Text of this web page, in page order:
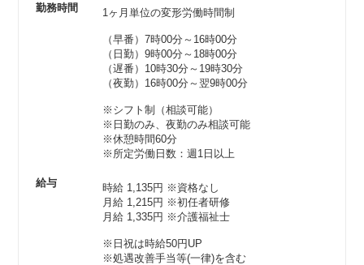
勤務時間 1ヶ月単位の変形労働時間制
（早番）7時00分～16時00分
（日勤）9時00分～18時00分
（遅番）10時30分～19時30分
（夜勤）16時00分～翌9時00分
※シフト制（相談可能）
※日勤のみ、夜勤のみ相談可能
※休憩時間60分
※所定労働日数：週1日以上
給与 時給 1,135円 ※資格なし
月給 1,215円 ※初任者研修
月給 1,335円 ※介護福祉士
※日祝は時給50円UP
※処遇改善手当等(一律)を含む